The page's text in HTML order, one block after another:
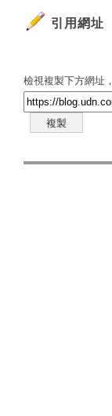
引用網址
檢視複製下方網址
複製